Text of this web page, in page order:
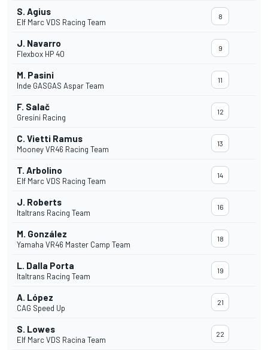
S. Agius
Elf Marc VDS Racing Team
8
J. Navarro
Flexbox HP 40
9
M. Pasini
Inde GASGAS Aspar Team
11
F. Salač
Gresini Racing
12
C. Vietti Ramus
Mooney VR46 Racing Team
13
T. Arbolino
Elf Marc VDS Racing Team
14
J. Roberts
Italtrans Racing Team
16
M. González
Yamaha VR46 Master Camp Team
18
L. Dalla Porta
Italtrans Racing Team
19
A. López
CAG Speed Up
21
S. Lowes
Elf Marc VDS Racina Team
22